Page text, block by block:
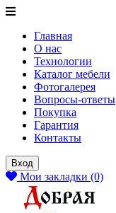
Главная
О нас
Технологии
Каталог мебели
Фотогалерея
Вопросы-ответы
Покупка
Гарантия
Контакты
Вход
Мои закладки (0)